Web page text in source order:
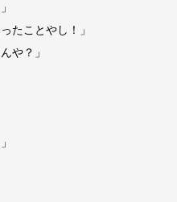
たことやし！」
や？」